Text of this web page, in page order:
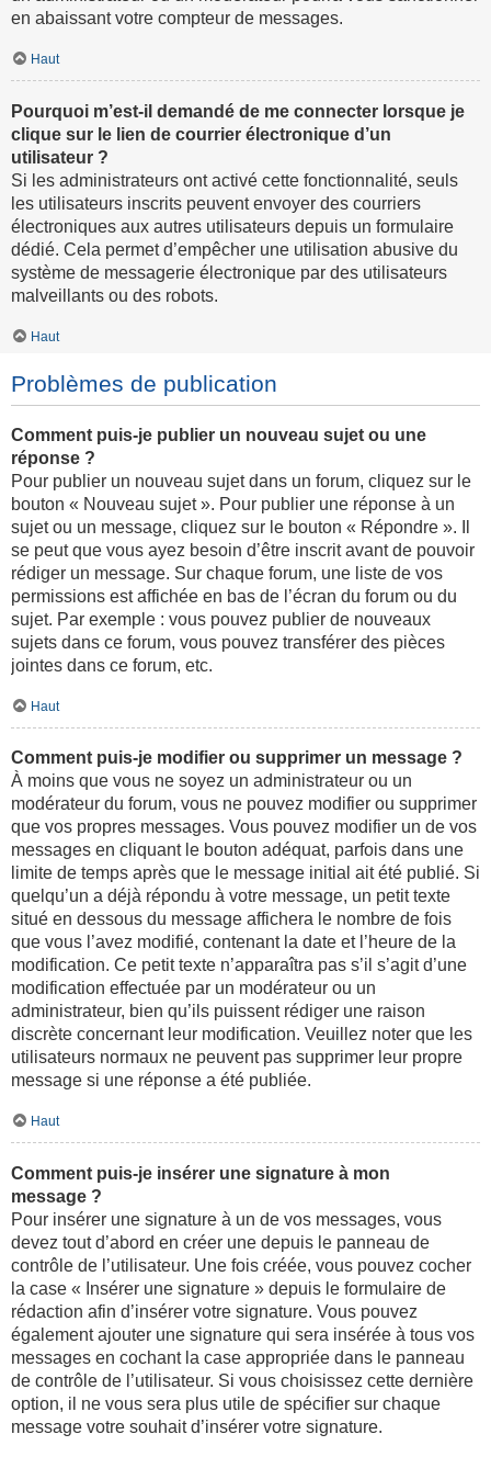
en abaissant votre compteur de messages.
Haut
Pourquoi m’est-il demandé de me connecter lorsque je
clique sur le lien de courrier électronique d’un
utilisateur ?
Si les administrateurs ont activé cette fonctionnalité, seuls
les utilisateurs inscrits peuvent envoyer des courriers
électroniques aux autres utilisateurs depuis un formulaire
dédié. Cela permet d’empêcher une utilisation abusive du
système de messagerie électronique par des utilisateurs
malveillants ou des robots.
Haut
Problèmes de publication
Comment puis-je publier un nouveau sujet ou une
réponse ?
Pour publier un nouveau sujet dans un forum, cliquez sur le
bouton « Nouveau sujet ». Pour publier une réponse à un
sujet ou un message, cliquez sur le bouton « Répondre ». Il
se peut que vous ayez besoin d’être inscrit avant de pouvoir
rédiger un message. Sur chaque forum, une liste de vos
permissions est affichée en bas de l’écran du forum ou du
sujet. Par exemple : vous pouvez publier de nouveaux
sujets dans ce forum, vous pouvez transférer des pièces
jointes dans ce forum, etc.
Haut
Comment puis-je modifier ou supprimer un message ?
À moins que vous ne soyez un administrateur ou un
modérateur du forum, vous ne pouvez modifier ou supprimer
que vos propres messages. Vous pouvez modifier un de vos
messages en cliquant le bouton adéquat, parfois dans une
limite de temps après que le message initial ait été publié. Si
quelqu’un a déjà répondu à votre message, un petit texte
situé en dessous du message affichera le nombre de fois
que vous l’avez modifié, contenant la date et l’heure de la
modification. Ce petit texte n’apparaîtra pas s’il s’agit d’une
modification effectuée par un modérateur ou un
administrateur, bien qu’ils puissent rédiger une raison
discrète concernant leur modification. Veuillez noter que les
utilisateurs normaux ne peuvent pas supprimer leur propre
message si une réponse a été publiée.
Haut
Comment puis-je insérer une signature à mon
message ?
Pour insérer une signature à un de vos messages, vous
devez tout d’abord en créer une depuis le panneau de
contrôle de l’utilisateur. Une fois créée, vous pouvez cocher
la case « Insérer une signature » depuis le formulaire de
rédaction afin d’insérer votre signature. Vous pouvez
également ajouter une signature qui sera insérée à tous vos
messages en cochant la case appropriée dans le panneau
de contrôle de l’utilisateur. Si vous choisissez cette dernière
option, il ne vous sera plus utile de spécifier sur chaque
message votre souhait d’insérer votre signature.